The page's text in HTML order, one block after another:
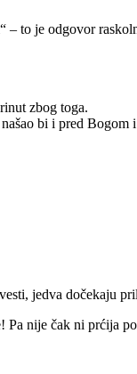
– to je odgovor
zbog toga.
bi i pred Bogom
jedva dočekaju
Pa nije čak ni prćija